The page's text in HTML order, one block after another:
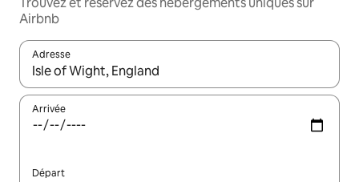
Airbnb
Adresse
Lorsque les résultats s'affichent, utilisez les flèches vers le
Arrivée
Départ